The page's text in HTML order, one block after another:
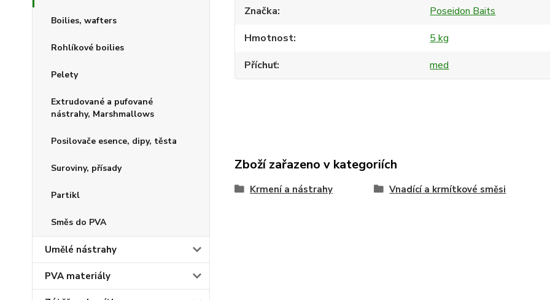
Boilies, wafters
Rohlíkové boilies
Pelety
Extrudované a pufované
nástrahy, Marshmallows
Posilovače esence, dipy, těsta
Suroviny, přísady
Partikl
Směs do PVA
Umělé nástrahy
PVA materiály
Značka
Poseidon Baits
Hmotnost
5 kg
Příchuť
med
Zboží zařazeno v kategoriích
Krmení a nástrahy Vnadící a krmítkové směsi